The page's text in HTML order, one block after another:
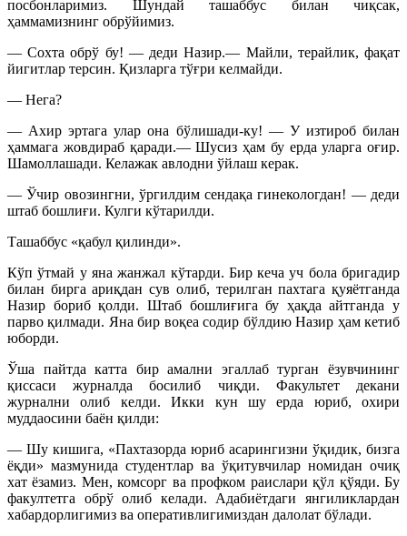
посбонларимиз. Шундай ташаббус билан чиқсак,
ҳаммамизнинг обрўйимиз.
— Сохта обрў бу! — деди Назир.— Майли, терайлик, фақат
йигитлар терсин. Қизларга тўғри келмайди.
— Нега?
— Ахир эртага улар она бўлишади-ку! — У изтироб билан
ҳаммага жовдираб қаради.— Шусиз ҳам бу ерда уларга оғир.
Шамоллашади. Келажак авлодни ўйлаш керак.
— Ўчир овозингни, ўргилдим сендақа гинекологдан! — деди
штаб бошлиғи. Кулги кўтарилди.
Ташаббус «қабул қилинди».
Кўп ўтмай у яна жанжал кўтарди. Бир кеча уч бола бригадир
билан бирга ариқдан сув олиб, терилган пахтага қуяётганда
Назир бориб қолди. Штаб бошлиғига бу ҳақда айтганда у
парво қилмади. Яна бир воқеа содир бўлдию Назир ҳам кетиб
юборди.
Ўша пайтда катта бир амални эгаллаб турган ёзувчининг
қиссаси журналда босилиб чиқди. Факультет декани
журнални олиб келди. Икки кун шу ерда юриб, охири
муддаосини баён қилди:
— Шу кишига, «Пахтазорда юриб асарингизни ўқидик, бизга
ёқди» мазмунида студентлар ва ўқитувчилар номидан очиқ
хат ёзамиз. Мен, комсорг ва профком раислари қўл қўяди. Бу
факултетга обрў олиб келади. Адабиётдаги янгиликлардан
хабардорлигимиз ва оперативлигимиздан далолат бўлади.